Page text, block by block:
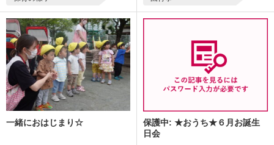
一緒におはじまり☆
保護中: ★おうち★６月お誕生
日会